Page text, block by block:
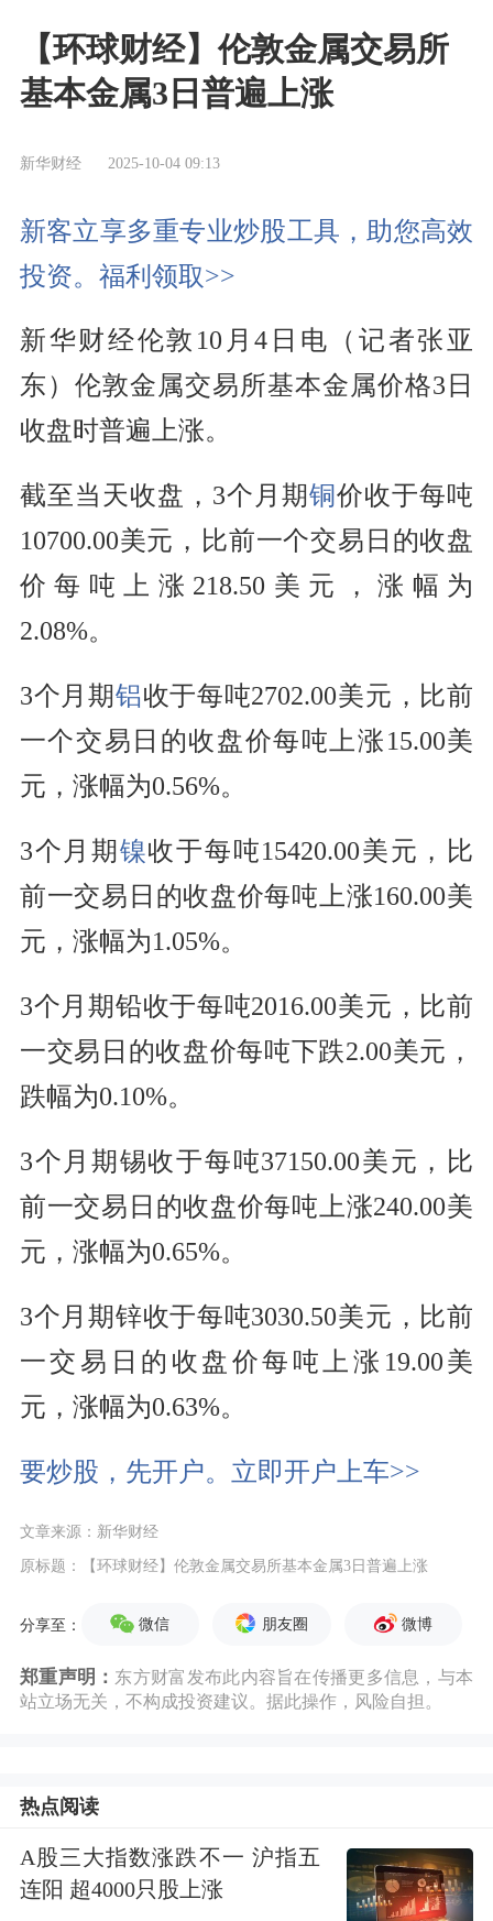
【环球财经】伦敦金属交易所
基本金属3日普遍上涨
新华财经 2025-10-04 09:13
新客立享多重专业炒股工具，助您高效
投资。福利领取>>
新华财经伦敦10月4日电（记者张亚
东）伦敦金属交易所基本金属价格3日
收盘时普遍上涨。
截至当天收盘，3个月期铜价收于每吨
10700.00美元，比前一个交易日的收盘
价每吨上涨218.50美元，涨幅为
2.08%。
3个月期铝收于每吨2702.00美元，比前
一个交易日的收盘价每吨上涨15.00美
元，涨幅为0.56%。
3个月期镍收于每吨15420.00美元，比
前一交易日的收盘价每吨上涨160.00美
元，涨幅为1.05%。
3个月期铅收于每吨2016.00美元，比前
一交易日的收盘价每吨下跌2.00美元，
跌幅为0.10%。
3个月期锡收于每吨37150.00美元，比
前一交易日的收盘价每吨上涨240.00美
元，涨幅为0.65%。
3个月期锌收于每吨3030.50美元，比前
一交易日的收盘价每吨上涨19.00美
元，涨幅为0.63%。
要炒股，先开户。立即开户上车>>
文章来源：新华财经
原标题：【环球财经】伦敦金属交易所基本金属3日普遍上涨
分享至： 微信 朋友圈 微博
郑重声明： 东方财富发布此内容旨在传播更多信息，与本
站立场无关，不构成投资建议。据此操作，风险自担。
热点阅读
A股三大指数涨跌不一 沪指五
连阳 超4000只股上涨